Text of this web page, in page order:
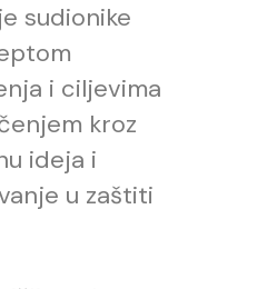
sudionike
i ciljevima
kroz
ideja i
u zaštiti